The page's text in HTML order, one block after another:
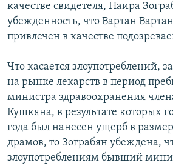
качестве свидетеля, Наира
убежденность, что Вартан
привлечен в качестве
Что касается злоупотреблений,
на рынке лекарств в период
министра здравоохранения
Кушкяна, в результате которых
года был нанесен ущерб в
драмов, то Зограбян убеждена,
злоупотреблениям бывший